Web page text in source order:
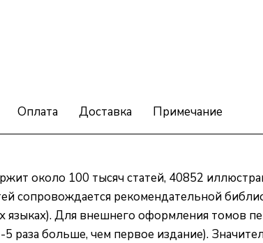
Оплата Доставка Примечание
около 100 тысяч статей, 40852
сопровождается рекомендательной
языках). Для внешнего оформления томов
раза больше, чем первое издание).